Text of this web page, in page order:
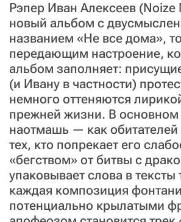
Рэпер Иван Алексеев (Noize
новый альбом с
названием «Не все дома»,
передающим настроение,
альбом заполняет:
(и Ивану в частности)
немного оттеняются
прежней жизни. В основном
наотмашь — как обитателей
тех, кто попрекает его
«бегством» от битвы с
упаковывает слова в тексты
каждая композиция
потенциально крылатыми